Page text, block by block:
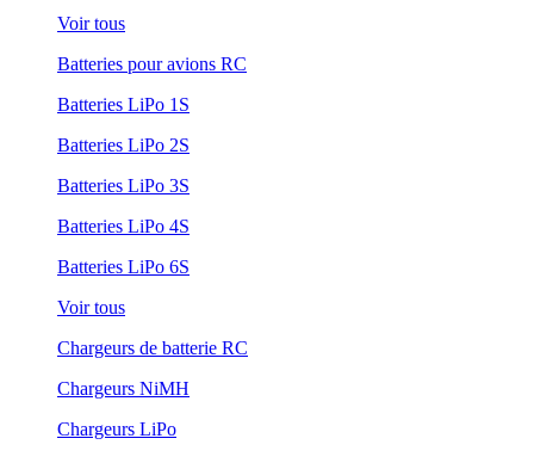
Voir tous
Batteries pour avions RC
Batteries LiPo 1S
Batteries LiPo 2S
Batteries LiPo 3S
Batteries LiPo 4S
Batteries LiPo 6S
Voir tous
Chargeurs de batterie RC
Chargeurs NiMH
Chargeurs LiPo